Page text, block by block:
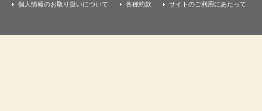
個人情報のお取り扱いについて 各種約款 サイトのご利用にあたって